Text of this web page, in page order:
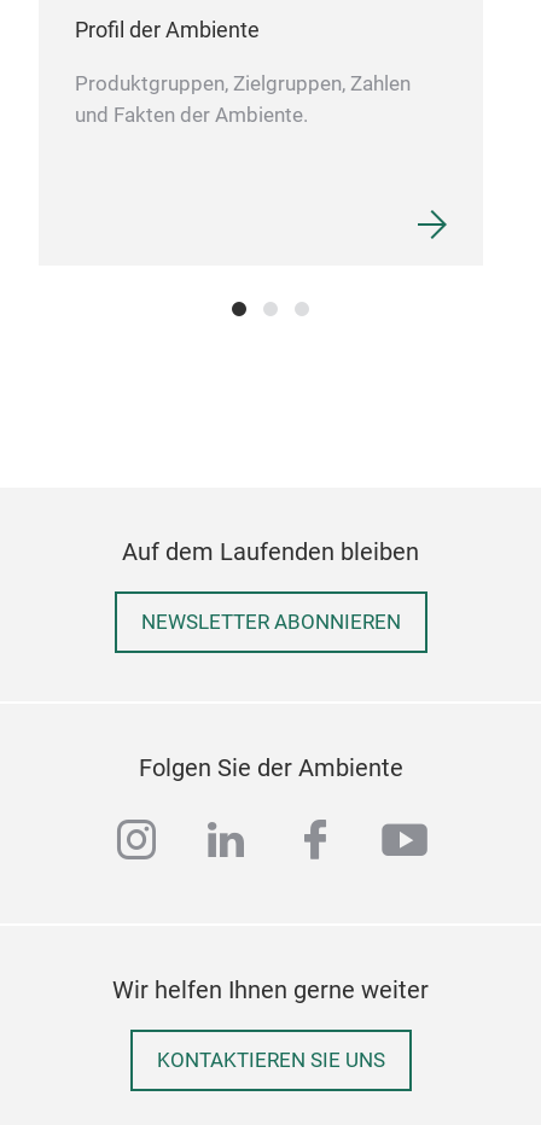
Profil der Ambiente
Produktgruppen, Zielgruppen, Zahlen
und Fakten der Ambiente.
Auf dem Laufenden bleiben
NEWSLETTER ABONNIEREN
Folgen Sie der Ambiente
instagram
linkedinfacebook
Wir helfen Ihnen gerne weiter
KONTAKTIEREN SIE UNS